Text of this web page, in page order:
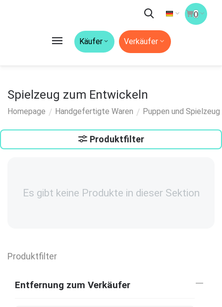
0
Käufer Verkäufer
Spielzeug zum Entwickeln
Homepage / Handgefertigte Waren / Puppen und Spielzeug
Produktfilter
Es gibt keine Produkte in dieser Sektion
Produktfilter
Entfernung zum Verkäufer